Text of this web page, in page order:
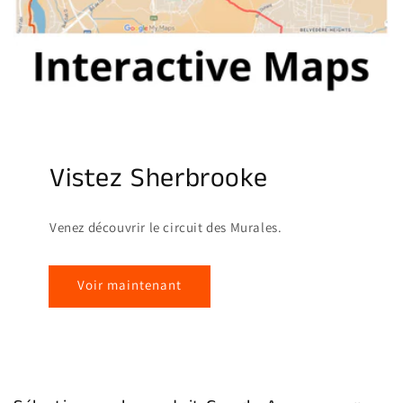
Vistez Sherbrooke
Venez découvrir le circuit des Murales.
Voir maintenant